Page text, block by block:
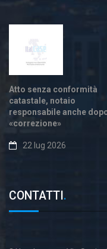
Atto senza conformità
catastale, notaio
responsabile anche
«correzione»
22 lug 2026
CONTATTI .